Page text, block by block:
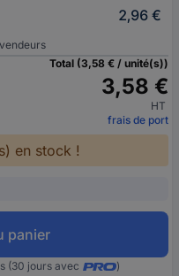
2,96 €
Total (3,58 € / unité(s))
3,58 €
HT
frais de port
en stock !
panier
(30 jours avec )